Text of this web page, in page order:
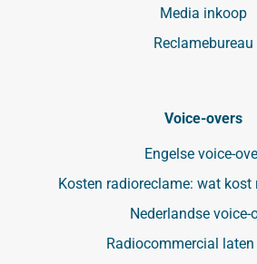
Media inkoop
Reclamebureau
Voice-overs
Engelse voice-
Kosten radioreclame: wat kost
Nederlandse voice-
Radiocommercial